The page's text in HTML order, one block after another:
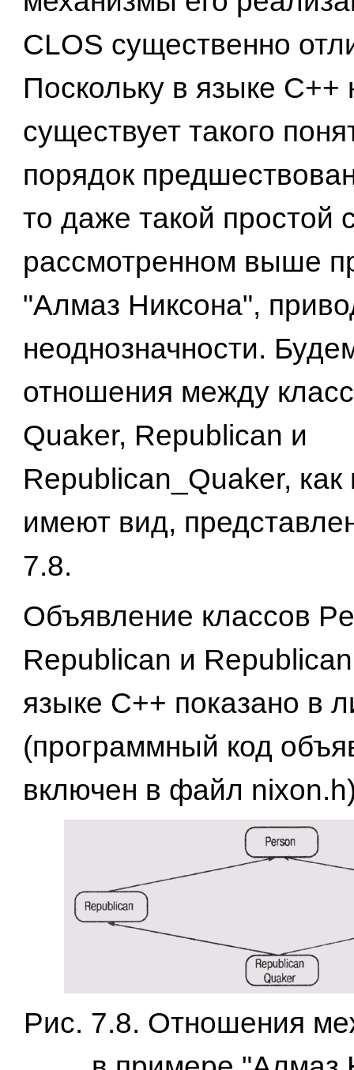
CLOS существенно
Поскольку в языке C++
существует такого
порядок
то даже такой простой
рассмотренном выше
"Алмаз Никсона",
неоднозначности.
отношения между
Quaker, Republican и
Republican_Quaker,
имеют вид,
7.8.
Объявление классов
Republican и
языке C++ показано в
(программный код
включен в файл
Рис. 7.8. Отношения